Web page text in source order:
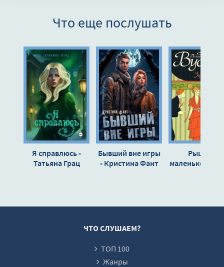
Глава 11
Глава 12
Глава 13
Глава 14
Глава 15
Глава 16
Глава 17
Глава 20
Что еще послушать
Я справлюсь -
Татьяна Грац
Бывший вне игры
- Кристина Фант
Рыцари
маленькой
ЧТО СЛУШАЕМ?
ТОП 100
Жанры